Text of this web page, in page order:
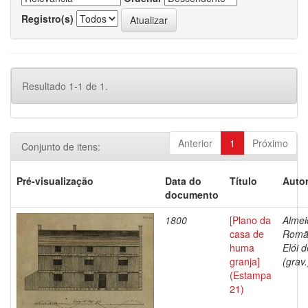
Registro(s)
Resultado 1-1 de 1.
Anterior 1 Próximo
Conjunto de itens:
Pré-visualização
Data do
documento
Título
1800
[Plano da
casa de
huma
granja]
(Estampa
21)
Elói